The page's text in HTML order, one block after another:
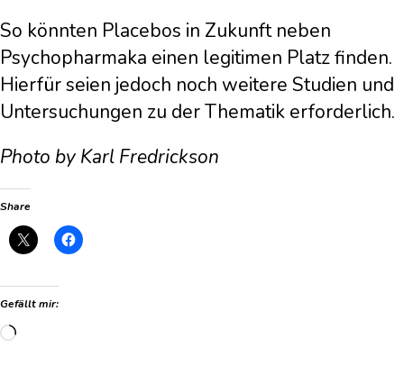
So könnten Placebos in Zukunft neben
Psychopharmaka einen legitimen Platz finden.
Hierfür seien jedoch noch weitere Studien und
Untersuchungen zu der Thematik erforderlich.
Photo by Karl Fredrickson
Share
Gefällt mir:
Wird